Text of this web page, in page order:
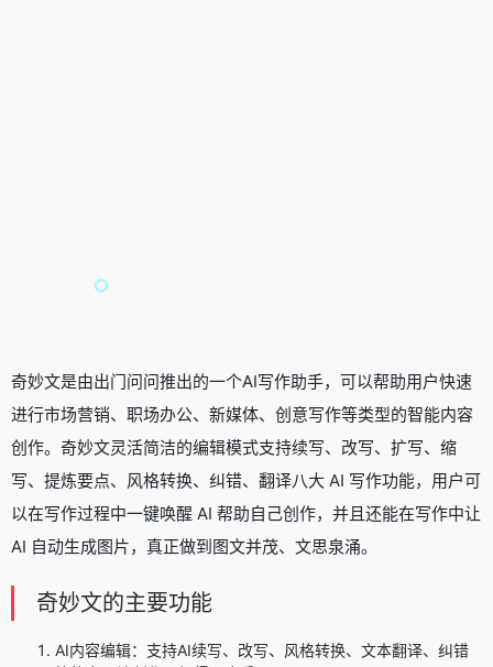
奇妙文是由出门问问推出的一个AI写作助手，可以帮助用户快速
进行市场营销、职场办公、新媒体、创意写作等类型的智能内容
创作。奇妙文灵活简洁的编辑模式支持续写、改写、扩写、缩
写、提炼要点、风格转换、纠错、翻译八大 AI 写作功能，用户可
以在写作过程中一键唤醒 AI 帮助自己创作，并且还能在写作中让
AI 自动生成图片，真正做到图文并茂、文思泉涌。
奇妙文的主要功能
AI内容编辑：支持AI续写、改写、风格转换、文本翻译、纠错